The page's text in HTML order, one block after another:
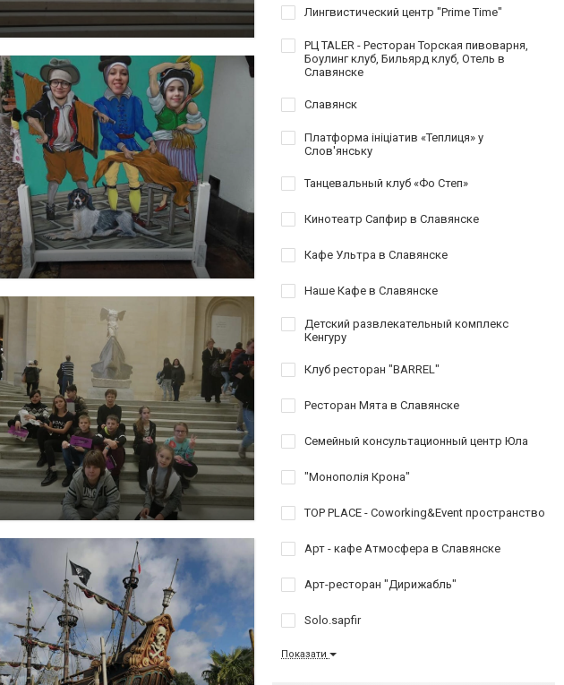
Лингвистический центр "Prime Time"
РЦ TALER - Ресторан Торская пивоварня,
Боулинг клуб, Бильярд клуб, Отель в
Славянске
Славянск
Платформа ініціатив «Теплиця» у
Слов'янську
Танцевальный клуб «Фо Степ»
Кинотеатр Сапфир в Славянске
Кафе Ультра в Славянске
Наше Кафе в Славянске
Детский развлекательный комплекс
Кенгуру
Клуб ресторан "BARREL"
Ресторан Мята в Славянске
Семейный консультационный центр Юла
"Монополія Крона"
TOP PLACE - Coworking&Event пространство
Арт - кафе Атмосфера в Славянске
Арт-ресторан "Дирижабль"
Solo.sapfir
Показати